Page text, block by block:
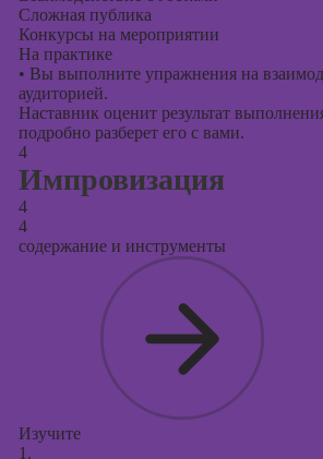
Сложная публика
Конкурсы на мероприятии
На практике
• Вы выполните упражнения на
аудиторией.
Наставник оценит результат
подробно разберет его с вами.
4
Импровизация
4
4
содержание и инструменты
Изучите
1.